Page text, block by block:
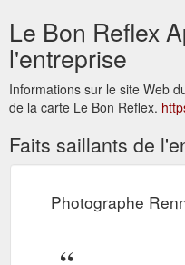
Le Bon Reflex
l'entreprise
Informations sur le site Web
de la carte Le Bon Reflex.
Faits saillants de
Photographe